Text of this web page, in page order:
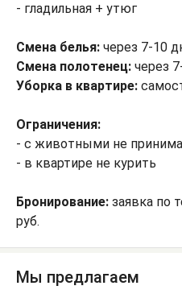
- гладильная + утюг
Смена белья: через 7-10
Смена полотенец: через
Уборка в квартире:
Ограничения:
- с животными не
- в квартире не курить
Бронирование: заявка по
руб.
Мы предлагаем